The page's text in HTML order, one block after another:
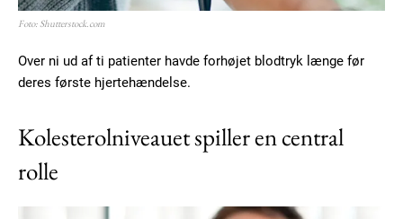
Foto: Shutterstock.com
Over ni ud af ti patienter havde forhøjet blodtryk længe før
deres første hjertehændelse.
Kolesterolniveauet spiller en central
rolle